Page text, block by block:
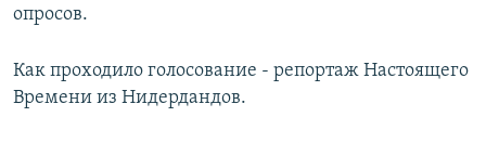
опросов.
Как проходило голосование - репортаж Настоящего
Времени из Нидердандов.